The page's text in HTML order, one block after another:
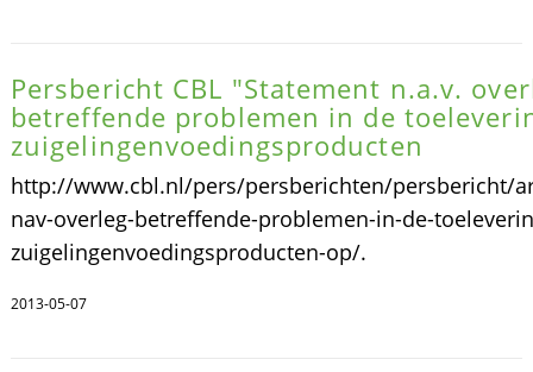
Persbericht CBL "Statement n.a.v.
betreffende problemen in de
zuigelingenvoedingsproducten
http://www.cbl.nl/pers/persberichten/persbericht/
nav-overleg-betreffende-problemen-in-de-
zuigelingenvoedingsproducten-op/.
2013-05-07